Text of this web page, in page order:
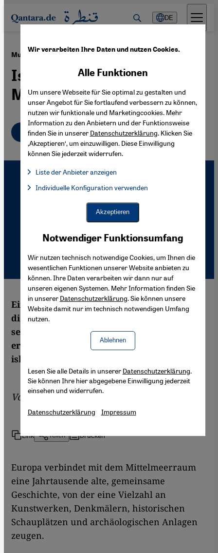
Direkt zum Inhalt springen
DE
Museum ohne Grenzen ·17.02.2005
Islamische Kunst im
Mittelmeerraum
Deutsch
Eine neue Form des Kunsterlebens möchte
die Initiative "Museum ohne Grenzen" mit
seinen ungewöhnlichen Projekten
erreichen. Etwa mit Kunstbänden über
islamische Kunst im Mittelmeerraum.
VonPetra Tabeling
Link Teilen Drucken
​​Europa verbindet mit dem Mittelmeerraum
eine Jahrtausende alte, gemeinsame
Geschichte, von der eine Vielzahl an
Kunstwerken, Denkmälern, historischen
Schauplätzen und archäologischen Anlagen
zeugen.
Wir verarbeiten Ihre Daten und nutzen Cookies.
Notwendiger Funktionsumfang
Wir nutzen technisch notwendige Cookies, um Ihnen die
wesentlichen Funktionen unserer Website anbieten zu
können. Ihre Daten verarbeiten wir dann nur auf
unseren eigenen Systemen. Mehr Information finden Sie
in unserer Datenschutzerklärung. Sie können unsere
Website damit nur im technisch notwendigen Umfang
nutzen.
Ablehnen
Alle Funktionen
Um unsere Webseite für Sie optimal zu gestalten und
unser Angebot für Sie fortlaufend verbessern zu können,
nutzen wir funktionale und Marketingcookies. Mehr
Information zu den Anbietern und der Funktionsweise
finden Sie in unserer Datenschutzerklärung. Klicken Sie
‚Akzeptieren‘, um einzuwilligen. Diese Einwilligung
können Sie jederzeit widerrufen.
Liste der Anbieter anzeigen
Facebook Embed / Facebook Connect, Google Maps Embed,
Facebook Embed / Facebook Connect
Google Maps Embed
Individuelle Konfiguration verwenden
Akzeptieren
Lesen Sie alle Details in unserer Datenschutzerklärung.
Sie können Ihre hier abgegebene Einwilligung jederzeit
einsehen und widerrufen.
Datenschutzerklärung Impressum